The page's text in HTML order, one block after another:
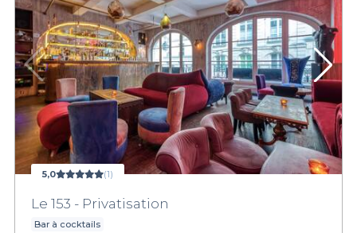
5,0 (1)
Le 153 - Privatisation
Bar à cocktails